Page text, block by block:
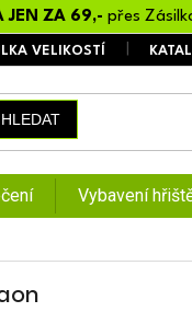
JEN ZA 69,- přes
VELIKOSTÍ
HLEDAT
Vybavení